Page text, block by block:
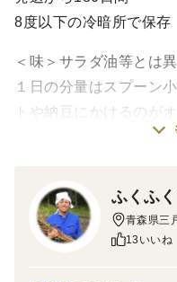
8度以下の冷暗所で保存
＜味＞サラダ油等とは
１日の分量はスプーン
トや納豆にかけるのが
もお付けしています！
＜栽培のこだわり＞栽
。植え付け、収穫、脱
ふくふ
青森県三
13いいね